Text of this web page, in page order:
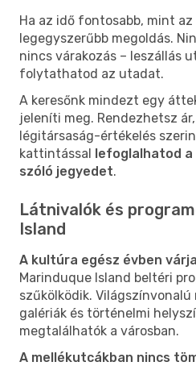
Ha az idő fontosabb, mint
legegyszerűbb megoldás.
nincs várakozás – leszállás
folytathatod az utadat.
A keresőnk mindezt egy
jeleníti meg. Rendezhetsz
légitársaság-értékelés
kattintással lefoglalhatod a
szóló jegyedet.
Látnivalók és
Island
A kultúra egész évben
Marinduque Island beltéri
szűkölködik.
galériák és történelmi
megtalálhatók a városban.
A mellékutcákban nincs